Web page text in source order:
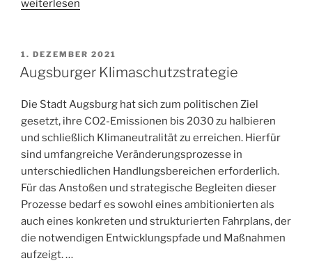
„Klima-
Kommunen“
weiterlesen
1. DEZEMBER 2021
Augsburger Klimaschutzstrategie
Die Stadt Augsburg hat sich zum politischen Ziel
gesetzt, ihre CO2-Emissionen bis 2030 zu halbieren
und schließlich Klimaneutralität zu erreichen. Hierfür
sind umfangreiche Veränderungsprozesse in
unterschiedlichen Handlungsbereichen erforderlich.
Für das Anstoßen und strategische Begleiten dieser
Prozesse bedarf es sowohl eines ambitionierten als
auch eines konkreten und strukturierten Fahrplans, der
die notwendigen Entwicklungspfade und Maßnahmen
aufzeigt. …